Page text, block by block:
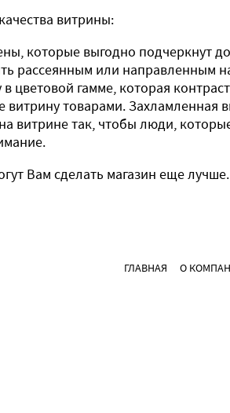
витрины:
которые выгодно подчеркнут
рассеянным или направленным
цветовой гамме, которая
товарами. Захламленная
витрине так, чтобы люди,
Вам сделать магазин еще
ГЛАВНАЯ О